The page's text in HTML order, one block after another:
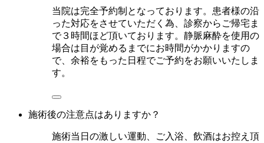
当院は完全予約制となっております。患者様の沿
った対応をさせていただく為、診察からご帰宅ま
で３時間ほど頂いております。静脈麻酔を使用の
場合は目が覚めるまでにお時間がかかりますの
で、余裕をもった日程でご予約をお願いいたしま
す。
施術後の注意点はありますか？
施術当日の激しい運動、ご入浴、飲酒はお控え頂